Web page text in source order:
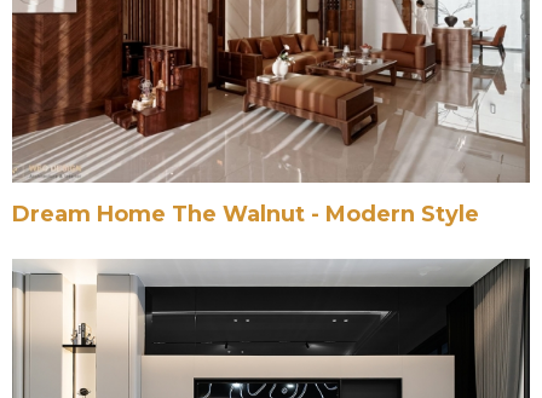
Dream Home The Walnut - Modern Style